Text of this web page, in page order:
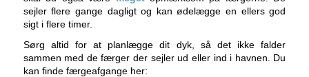
sejler flere gange dagligt og kan ødelægge en ellers god
sigt i flere timer.
Sørg altid for at planlægge dit dyk, så det ikke falder
sammen med de færger der sejler ud eller ind i havnen. Du
kan finde færgeafgange her: